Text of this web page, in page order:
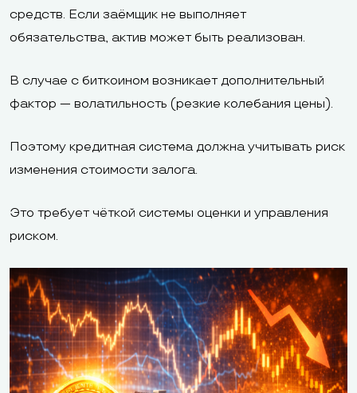
средств. Если заёмщик не выполняет
обязательства, актив может быть реализован.
В случае с биткоином возникает дополнительный
фактор — волатильность (резкие колебания цены).
Поэтому кредитная система должна учитывать риск
изменения стоимости залога.
Это требует чёткой системы оценки и управления
риском.